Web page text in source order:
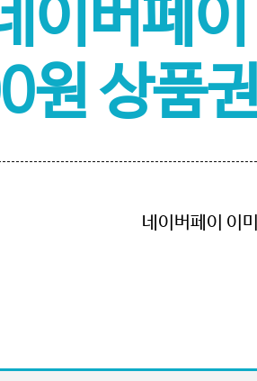
이버페
원 상품